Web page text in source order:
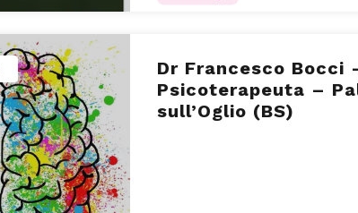
Dr Francesco Bocci
Psicoterapeuta –
sull’Oglio (BS)